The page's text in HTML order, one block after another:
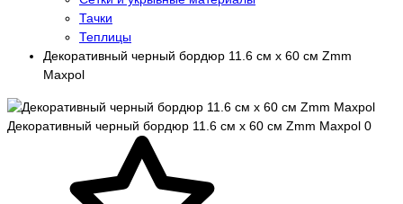
Тачки
Теплицы
Декоративный черный бордюр 11.6 см х 60 см Zmm
Maxpol
Декоративный черный бордюр 11.6 см х 60 см Zmm Maxpol 0